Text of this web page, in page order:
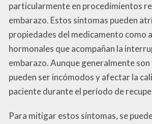
particularmente en procedimientos
embarazo. Estos síntomas pueden
propiedades del medicamento como
hormonales que acompañan la
embarazo. Aunque generalmente
pueden ser incómodos y afectar la
paciente durante el período de
Para mitigar estos síntomas, se